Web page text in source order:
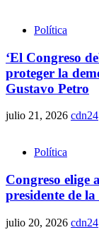
Política
‘El Congreso
proteger la
Gustavo Petro
julio 21, 2026 cdn24
Política
Congreso elige
presidente de
julio 20, 2026 cdn24